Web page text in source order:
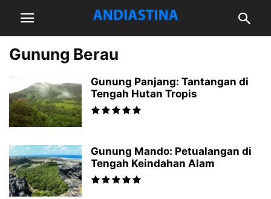
Gunung Berau
Gunung Panjang: Tantangan di
Tengah Hutan Tropis
Gunung Mando: Petualangan di
Tengah Keindahan Alam